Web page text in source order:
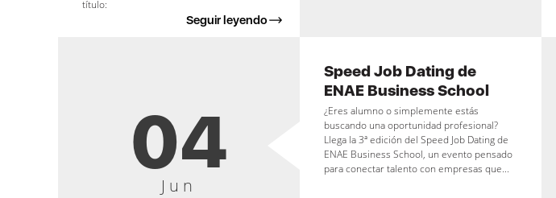
título:
Seguir leyendo
04
Jun
Speed Job Dating de
ENAE Business School
¿Eres alumno o simplemente estás
buscando una oportunidad profesional?
Llega la 3ª edición del Speed Job Dating de
ENAE Business School, un evento pensado
para conectar talento con empresas que...